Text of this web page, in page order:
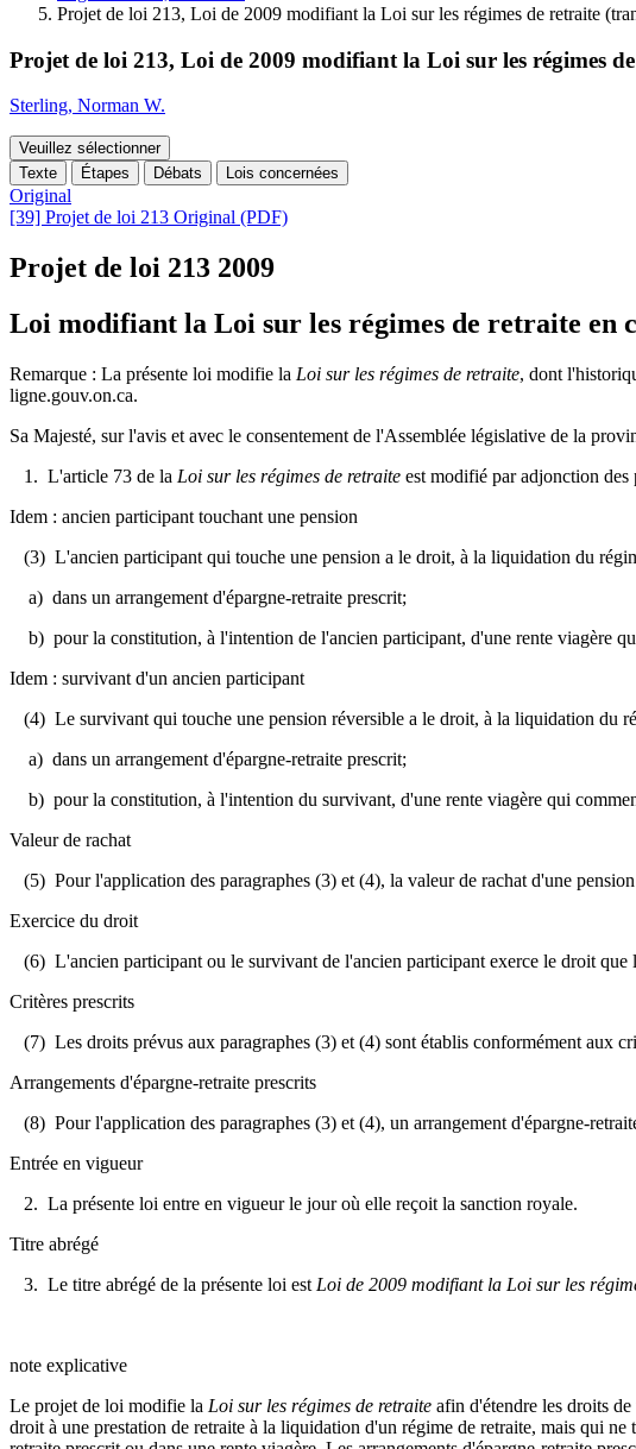
Projet de loi 213, Loi de 2009 modifiant la Loi sur les régimes de retraite
Projet de loi 213, Loi de 2009 modifiant la Loi sur les régimes
Sterling, Norman W.
Veuillez sélectionner
Texte
Étapes Débats Lois concernées
Original
[39] Projet de loi 213 Original (PDF)
Projet de loi 213 2009
Loi modifiant la Loi sur les régimes de retraite en
Remarque : La présente loi modifie la Loi sur les régimes de retraite, dont
ligne.gouv.on.ca.
Sa Majesté, sur l'avis et avec le consentement de l'Assemblée législative de la
1. L'article 73 de la Loi sur les régimes de retraite est modifié par adjonction des
Idem : ancien participant touchant une pension
(3) L'ancien participant qui touche une pension a le droit, à la liquidation du
a) dans un arrangement d'épargne-retraite prescrit;
b) pour la constitution, à l'intention de l'ancien participant, d'une rente viagère
Idem : survivant d'un ancien participant
(4) Le survivant qui touche une pension réversible a le droit, à la liquidation du
a) dans un arrangement d'épargne-retraite prescrit;
b) pour la constitution, à l'intention du survivant, d'une rente viagère qui
Valeur de rachat
(5) Pour l'application des paragraphes (3) et (4), la valeur de rachat d'une
Exercice du droit
(6) L'ancien participant ou le survivant de l'ancien participant exerce le droit que
Critères prescrits
(7) Les droits prévus aux paragraphes (3) et (4) sont établis conformément aux
Arrangements d'épargne-retraite prescrits
(8) Pour l'application des paragraphes (3) et (4), un arrangement d'épargne-
Entrée en vigueur
2. La présente loi entre en vigueur le jour où elle reçoit la sanction royale.
Titre abrégé
3. Le titre abrégé de la présente loi est Loi de 2009 modifiant la Loi sur les
note explicative
Le projet de loi modifie la Loi sur les régimes de retraite afin d'étendre les droits
droit à une prestation de retraite à la liquidation d'un régime de retraite, mais qui